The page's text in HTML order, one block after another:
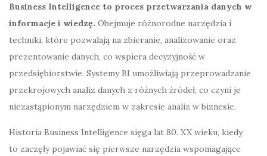
Business Intelligence to proces przetwarzania danych w
informacje i wiedzę. Obejmuje różnorodne narzędzia i
techniki, które pozwalają na zbieranie, analizowanie oraz
prezentowanie danych, co wspiera decyzyjność w
przedsiębiorstwie. Systemy BI umożliwiają przeprowadzanie
przekrojowych analiz danych z różnych źródeł, co czyni je
niezastąpionym narzędziem w zakresie analiz w biznesie.
Historia Business Intelligence sięga lat 80. XX wieku, kiedy
to zaczęły pojawiać się pierwsze narzędzia wspomagające